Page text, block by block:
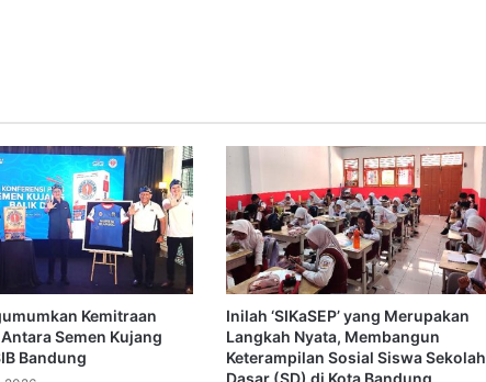
Kemitraan
Semen Kujang
Bandung
Inilah ‘SIKaSEP’ yang Merupakan
Langkah Nyata, Membangun
Keterampilan Sosial Siswa Sekolah
Dasar (SD) di Kota Bandung